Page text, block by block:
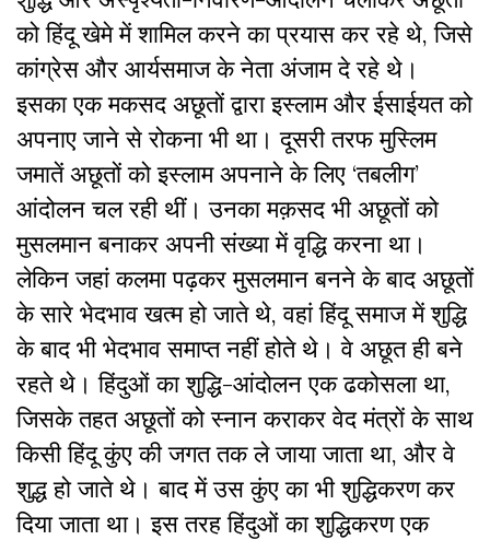
को हिंदू खेमे में शामिल करने का प्रयास कर रहे थे, जिसे
कांग्रेस और आर्यसमाज के नेता अंजाम दे रहे थे।
इसका एक मकसद अछूतों द्वारा इस्लाम और ईसाईयत को
अपनाए जाने से रोकना भी था। दूसरी तरफ मुस्लिम
जमातें अछूतों को इस्लाम अपनाने के लिए ‘तबलीग’
आंदोलन चल रही थीं। उनका मक़सद भी अछूतों को
मुसलमान बनाकर अपनी संख्या में वृद्धि करना था।
लेकिन जहां कलमा पढ़कर मुसलमान बनने के बाद अछूतों
के सारे भेदभाव खत्म हो जाते थे, वहां हिंदू समाज में शुद्धि
के बाद भी भेदभाव समाप्त नहीं होते थे। वे अछूत ही बने
रहते थे। हिंदुओं का शुद्धि-आंदोलन एक ढकोसला था,
जिसके तहत अछूतों को स्नान कराकर वेद मंत्रों के साथ
किसी हिंदू कुंए की जगत तक ले जाया जाता था, और वे
शुद्ध हो जाते थे। बाद में उस कुंए का भी शुद्धिकरण कर
दिया जाता था। इस तरह हिंदुओं का शुद्धिकरण एक